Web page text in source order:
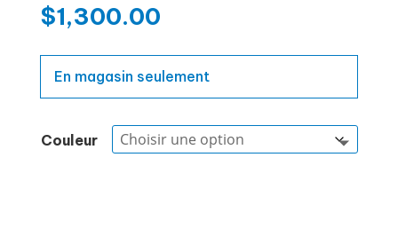
$1,300.00
En magasin seulement
Couleur